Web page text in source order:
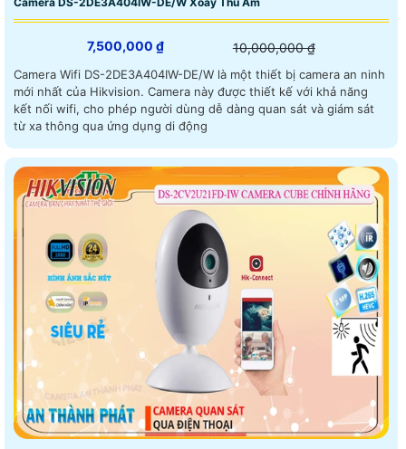
7,500,000 ₫ 10,000,000 ₫
Camera Wifi DS-2DE3A404IW-DE/W là một thiết bị camera an ninh
mới nhất của Hikvision. Camera này được thiết kế với khả năng
kết nối wifi, cho phép người dùng dễ dàng quan sát và giám sát
từ xa thông qua ứng dụng di động